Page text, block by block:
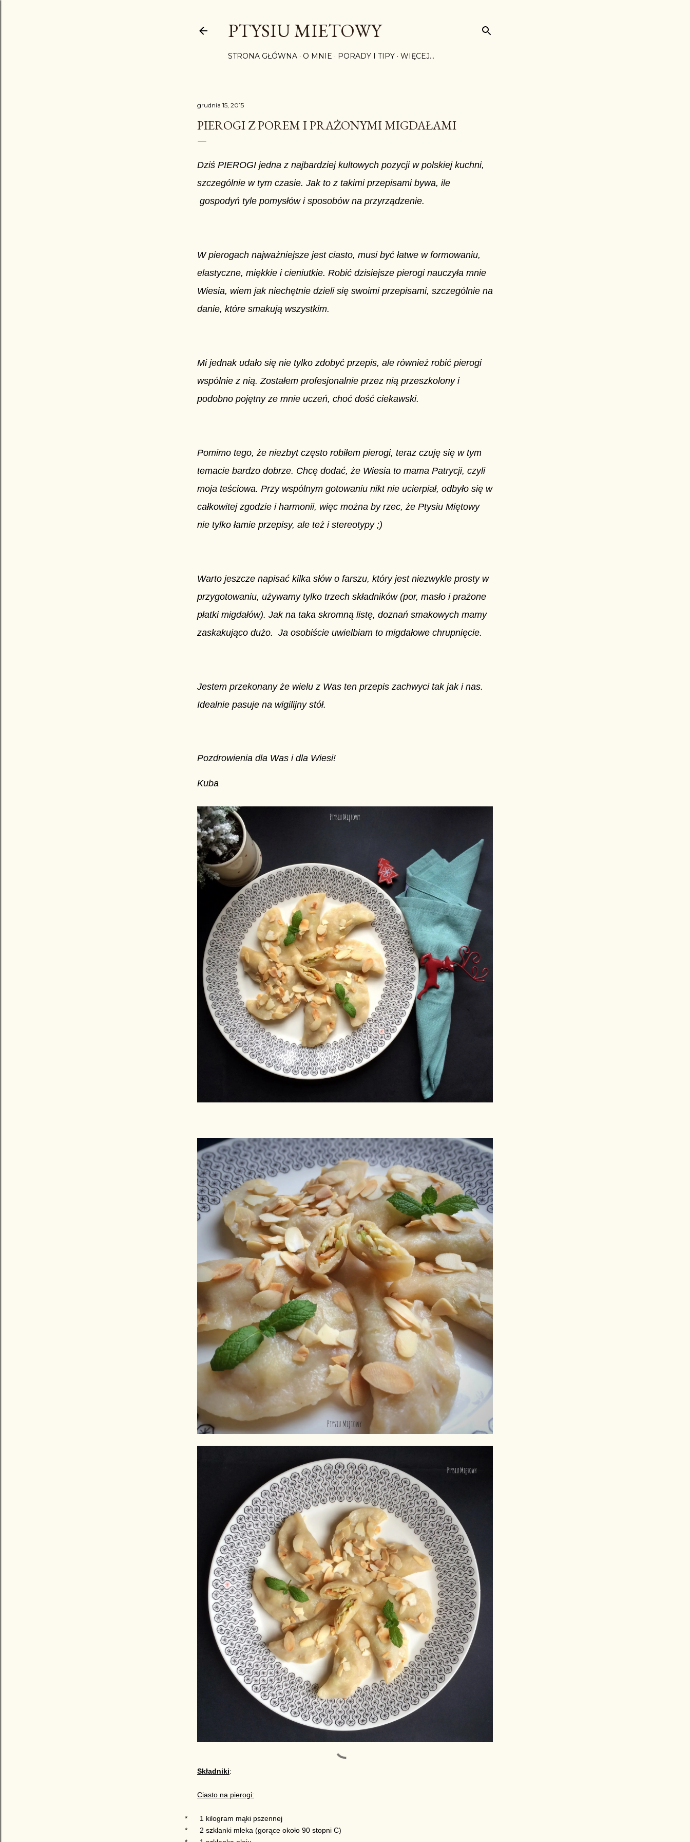
PTYSIU MIETOWY
STRONA GŁÓWNA O MNIE PORADY I TIPY WIĘCEJ…
grudnia 15, 2015
PIEROGI Z POREM I PRAŻONYMI MIGDAŁAMI
Dziś PIEROGI jedna z najbardziej kultowych pozycji w polskiej kuchni,
szczególnie w tym czasie. Jak to z takimi przepisami bywa, ile
gospodyń tyle pomysłów i sposobów na przyrządzenie.
W pierogach najważniejsze jest ciasto, musi być łatwe w formowaniu,
elastyczne, miękkie i cieniutkie. Robić dzisiejsze pierogi nauczyła mnie
Wiesia, wiem jak niechętnie dzieli się swoimi przepisami, szczególnie na
danie, które smakują wszystkim.
Mi jednak udało się nie tylko zdobyć przepis, ale również robić pierogi
wspólnie z nią. Zostałem profesjonalnie przez nią przeszkolony i
podobno pojętny ze mnie uczeń, choć dość ciekawski.
Pomimo tego, że niezbyt często robiłem pierogi, teraz czuję się w tym
temacie bardzo dobrze. Chcę dodać, że Wiesia to mama Patrycji, czyli
moja teściowa. Przy wspólnym gotowaniu nikt nie ucierpiał, odbyło się w
całkowitej zgodzie i harmonii, więc można by rzec, że Ptysiu Miętowy
nie tylko łamie przepisy, ale też i stereotypy ;)
Warto jeszcze napisać kilka słów o farszu, który jest niezwykle prosty w
przygotowaniu, używamy tylko trzech składników (por, masło i prażone
płatki migdałów). Jak na taka skromną listę, doznań smakowych mamy
zaskakująco dużo. Ja osobiście uwielbiam to migdałowe chrupnięcie.
Jestem przekonany że wielu z Was ten przepis zachwyci tak jak i nas.
Idealnie pasuje na wigilijny stół.
Pozdrowienia dla Was i dla Wiesi!
Kuba
Składniki:
Ciasto na pierogi:
* 1 kilogram mąki pszennej
* 2 szklanki mleka (gorące około 90 stopni C)